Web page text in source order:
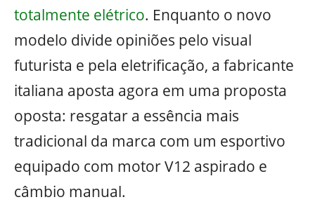
totalmente elétrico. Enquanto o novo
modelo divide opiniões pelo visual
futurista e pela eletrificação, a fabricante
italiana aposta agora em uma proposta
oposta: resgatar a essência mais
tradicional da marca com um esportivo
equipado com motor V12 aspirado e
câmbio manual.